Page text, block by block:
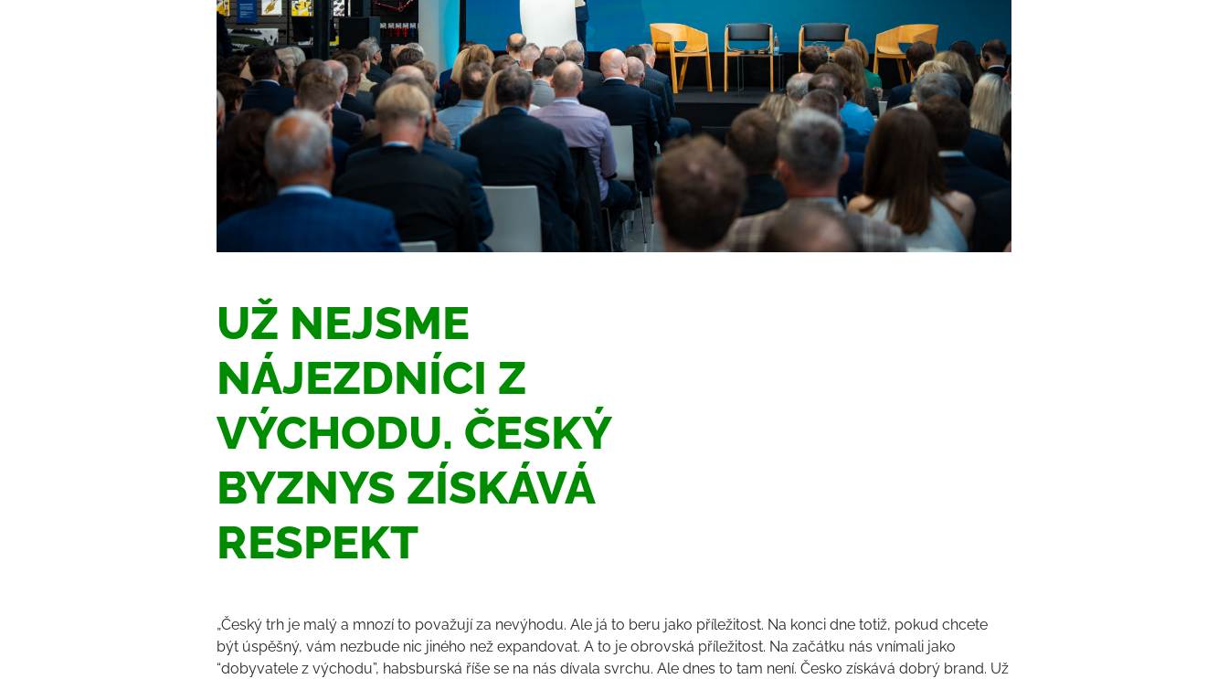
UŽ NEJSME
NÁJEZDNÍCI Z
VÝCHODU. ČESKÝ
BYZNYS ZÍSKÁVÁ
RESPEKT
„Český trh je malý a mnozí to považují za nevýhodu. Ale já to beru jako příležitost. Na konci dne totiž, pokud chcete
být úspěšný, vám nezbude nic jiného než expandovat. A to je obrovská příležitost. Na začátku nás vnímali jako
“dobyvatele z východu”, habsburská říše se na nás dívala svrchu. Ale dnes to tam není. Česko získává dobrý brand. Už